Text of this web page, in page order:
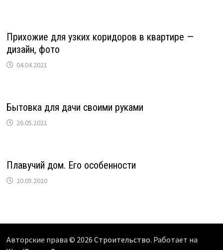
Прихожие для узких коридоров в квартире —
дизайн, фото
04.04.2021
Бытовка для дачи своими руками
26.05.2021
Плавучий дом. Его особенности
20.05.2020
Авторские права © 2026 Строительство. Работает на